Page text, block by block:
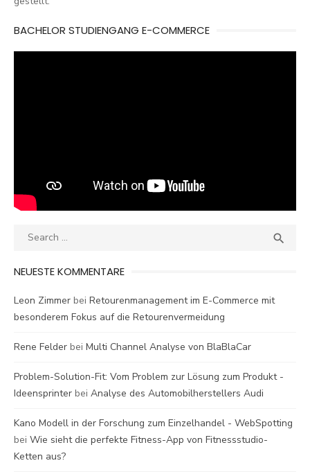
BACHELOR STUDIENGANG E-COMMERCE
Search

NEUESTE KOMMENTARE
Leon Zimmer bei Retourenmanagement im E-Commerce mit
besonderem Fokus auf die Retourenvermeidung
Rene Felder bei Multi Channel Analyse von BlaBlaCar
Problem-Solution-Fit: Vom Problem zur Lösung zum Produkt -
Ideensprinter bei Analyse des Automobilherstellers Audi
Kano Modell in der Forschung zum Einzelhandel - WebSpotting
bei Wie sieht die perfekte Fitness-App von Fitnessstudio-
Ketten aus?